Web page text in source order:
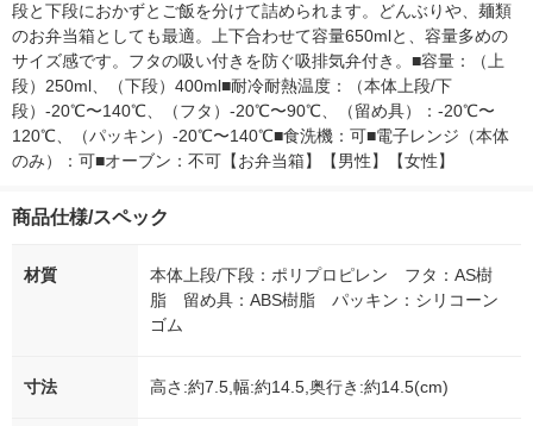
段と下段におかずとご飯を分けて詰められます。どんぶりや、麺類
のお弁当箱としても最適。上下合わせて容量650mlと、容量多めの
サイズ感です。フタの吸い付きを防ぐ吸排気弁付き。■容量：（上
段）250ml、（下段）400ml■耐冷耐熱温度：（本体上段/下
段）-20℃〜140℃、（フタ）-20℃〜90℃、（留め具）：-20℃〜
120℃、（パッキン）-20℃〜140℃■食洗機：可■電子レンジ（本体
のみ）：可■オーブン：不可【お弁当箱】【男性】【女性】
商品仕様/スペック
材質
本体上段/下段：ポリプロピレン フタ：AS樹
脂 留め具：ABS樹脂 パッキン：シリコーン
ゴム
寸法 高さ:約7.5,幅:約14.5,奥行き:約14.5(cm)